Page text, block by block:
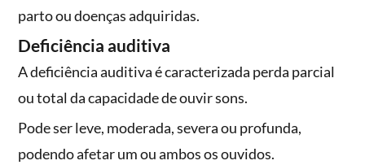
parto ou doenças adquiridas.
Deficiência auditiva
A deficiência auditiva é caracterizada perda parcial
ou total da capacidade de ouvir sons.
Pode ser leve, moderada, severa ou profunda,
podendo afetar um ou ambos os ouvidos.